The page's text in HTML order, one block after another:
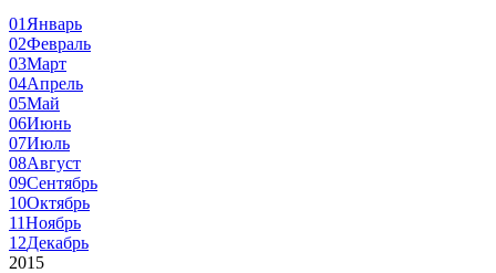
01 Январь
02Февраль
03Март
04Апрель
05Май
06Июнь
07Июль
08Август
09Сентябрь
10Октябрь
11Ноябрь
12Декабрь
2015